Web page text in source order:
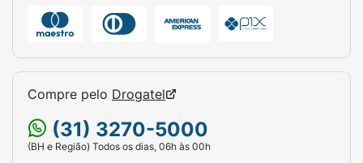
Compre pelo Drogatel
(31) 3270-5000
(BH e Região) Todos os dias, 06h às 00h